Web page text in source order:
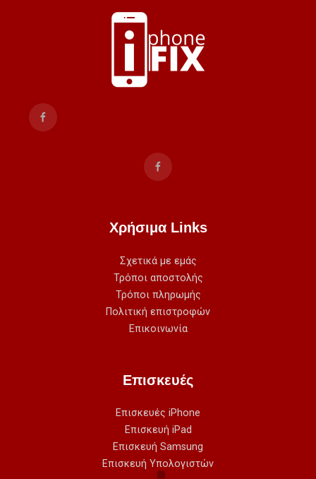
Χρήσιμα Links
Σχετικά με εμάς
Τρόποι αποστολής
Τρόποι πληρωμής
Πολιτική επιστροφών
Επικοινωνία
Επισκευές
Επισκευές iPhone
Επισκευή iPad
Επισκευή Samsung
Επισκευή Υπολογιστών